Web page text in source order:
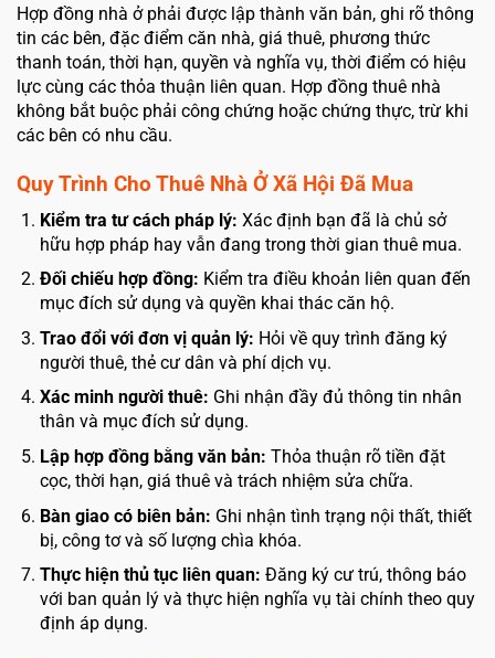
Hợp đồng nhà ở phải được lập thành văn bản, ghi rõ thông
tin các bên, đặc điểm căn nhà, giá thuê, phương thức
thanh toán, thời hạn, quyền và nghĩa vụ, thời điểm có hiệu
lực cùng các thỏa thuận liên quan. Hợp đồng thuê nhà
không bắt buộc phải công chứng hoặc chứng thực, trừ khi
các bên có nhu cầu.
Quy Trình Cho Thuê Nhà Ở Xã Hội Đã Mua
Kiểm tra tư cách pháp lý: Xác định bạn đã là chủ sở
hữu hợp pháp hay vẫn đang trong thời gian thuê mua.
Đối chiếu hợp đồng: Kiểm tra điều khoản liên quan đến
mục đích sử dụng và quyền khai thác căn hộ.
Trao đổi với đơn vị quản lý: Hỏi về quy trình đăng ký
người thuê, thẻ cư dân và phí dịch vụ.
Xác minh người thuê: Ghi nhận đầy đủ thông tin nhân
thân và mục đích sử dụng.
Lập hợp đồng bằng văn bản: Thỏa thuận rõ tiền đặt
cọc, thời hạn, giá thuê và trách nhiệm sửa chữa.
Bàn giao có biên bản: Ghi nhận tình trạng nội thất, thiết
bị, công tơ và số lượng chìa khóa.
Thực hiện thủ tục liên quan: Đăng ký cư trú, thông báo
với ban quản lý và thực hiện nghĩa vụ tài chính theo quy
định áp dụng.